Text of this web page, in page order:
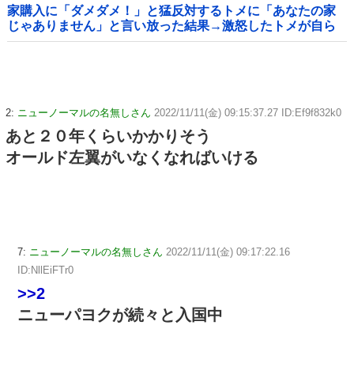
家購入に「ダメダメ！」と猛反対するトメに「あなたの家
じゃありません」と言い放った結果→激怒したトメが自ら
〇〇を口にして最高の展開へｗｗｗｗｗｗ
2: ニューノーマルの名無しさん 2022/11/11(金) 09:15:37.27 ID:Ef9f832k0
あと２０年くらいかかりそう
オールド左翼がいなくなればいける
7: ニューノーマルの名無しさん 2022/11/11(金) 09:17:22.16
ID:NllEiFTr0
>>2
ニューパヨクが続々と入国中